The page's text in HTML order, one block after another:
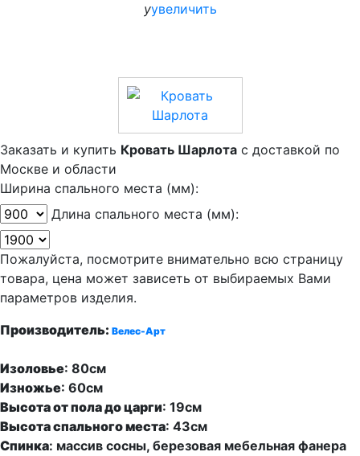
yувеличить
Заказать и купить Кровать Шарлота с доставкой по
Москве и области
Ширина спального места (мм):
Длина спального места (мм):
Пожалуйста, посмотрите внимательно всю страницу
товара, цена может зависеть от выбираемых Вами
параметров изделия.
Производитель: Велес-Арт
Изоловье: 80см
Изножье: 60см
Высота от пола до царги: 19см
Высота спального места: 43см
Спинка: массив сосны, березовая мебельная фанера